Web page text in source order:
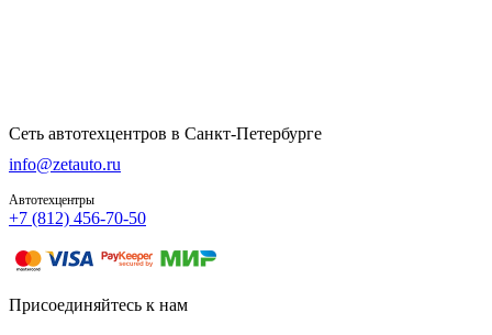
Сеть автотехцентров в Санкт-Петербурге
info@zetauto.ru
Автотехцентры
+7 (812) 456-70-50
Присоединяйтесь к нам